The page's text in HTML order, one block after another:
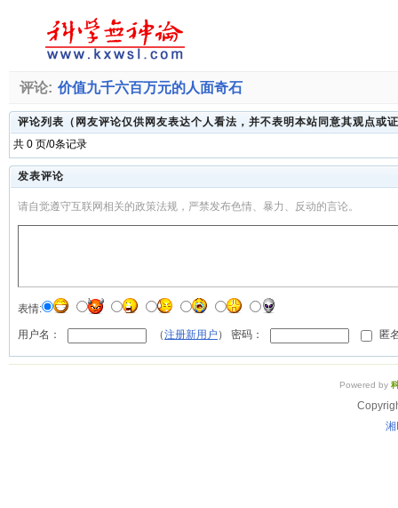
评论: 价值九千六百万元的人面奇石
评论列表（网友评论仅供网友表达个人看法，并不表明本站同意其观点或
共 0 页/0条记录
发表评论
请自觉遵守互联网相关的政策法规，严禁发布色情、暴力、反动的言论。
表情:
用户名： （注册新用户 ） 密码： 匿
Powered by